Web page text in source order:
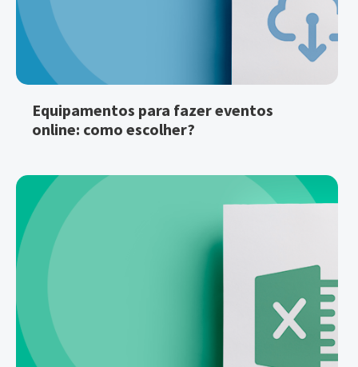
Equipamentos para fazer eventos
online: como escolher?